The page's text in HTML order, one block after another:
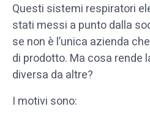
Questi sistemi respiratori
stati messi a punto dalla
se non è l’unica azienda
di prodotto. Ma cosa rende
diversa da altre?
I motivi sono: